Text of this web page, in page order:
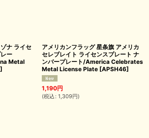
ナ ライセ
ー
Metal
]
アメリカンフラッグ 星条旗 アメリカ
セレブレイト ライセンスプレート ナ
ンバープレート/America Celebrates
Metal License Plate [APSH46]
1,190円
(税込 : 1,309円)